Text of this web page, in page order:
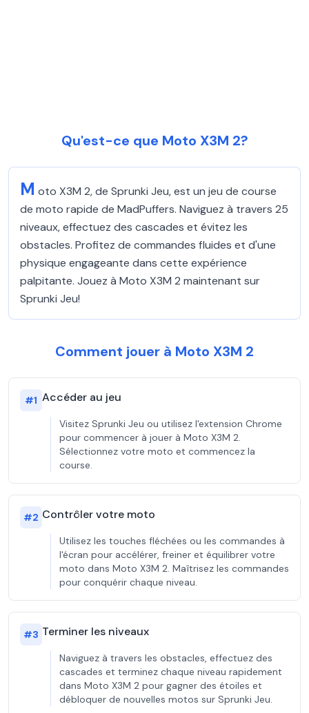
Qu'est-ce que Moto X3M 2?
M oto X3M 2, de Sprunki Jeu, est un jeu de course
de moto rapide de MadPuffers. Naviguez à travers 25
niveaux, effectuez des cascades et évitez les
obstacles. Profitez de commandes fluides et d'une
physique engageante dans cette expérience
palpitante. Jouez à Moto X3M 2 maintenant sur
Sprunki Jeu!
Comment jouer à Moto X3M 2
#1 Accéder au jeu
Visitez Sprunki Jeu ou utilisez l'extension Chrome
pour commencer à jouer à Moto X3M 2.
Sélectionnez votre moto et commencez la
course.
#2 Contrôler votre moto
Utilisez les touches fléchées ou les commandes à
l'écran pour accélérer, freiner et équilibrer votre
moto dans Moto X3M 2. Maîtrisez les commandes
pour conquérir chaque niveau.
#3 Terminer les niveaux
Naviguez à travers les obstacles, effectuez des
cascades et terminez chaque niveau rapidement
dans Moto X3M 2 pour gagner des étoiles et
débloquer de nouvelles motos sur Sprunki Jeu.